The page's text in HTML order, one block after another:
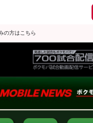
の方はこちら